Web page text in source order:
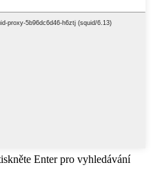
Enter pro vyhledávání